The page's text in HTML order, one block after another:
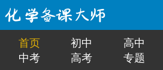
首页 初中 高中
中考
高考 专题